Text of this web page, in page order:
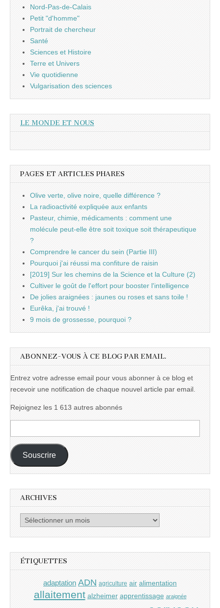
Nord-Pas-de-Calais
Petit "d'homme"
Portrait de chercheur
Santé
Sciences et Histoire
Terre et Univers
Vie quotidienne
Vulgarisation des sciences
LE MONDE ET NOUS
PAGES ET ARTICLES PHARES
Olive verte, olive noire, quelle différence ?
La radioactivité expliquée aux enfants
Pasteur, chimie, médicaments : comment une
molécule peut-elle être soit toxique soit thérapeutique
?
Comprendre le cancer du sein (Partie III)
Pourquoi j'ai réussi ma confiture de raisin
[2019] Sur les chemins de la Science et la Culture (2)
Cultiver le goût de l'effort pour booster l'intelligence
De jolies araignées : jaunes ou roses et sans toile !
Eurêka, j'ai trouvé !
9 mois de grossesse, pourquoi ?
ABONNEZ-VOUS À CE BLOG PAR EMAIL.
Entrez votre adresse email pour vous abonner à ce blog et
recevoir une notification de chaque nouvel article par email.
Rejoignez les 1 613 autres abonnés
e-
mail :
Souscrire
ARCHIVES
Archives
ÉTIQUETTES
adaptation ADN agriculture air alimentation
allaitement alzheimer apprentissage araignée